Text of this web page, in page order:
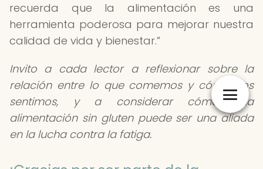
recuerda que la alimentación es una
herramienta poderosa para mejorar nuestra
calidad de vida y bienestar.
Invito a cada lector a reflexionar sobre la
relación entre lo que comemos y cómo nos
sentimos, y a considerar cómo una
alimentación sin gluten puede ser una aliada
en la lucha contra la fatiga.